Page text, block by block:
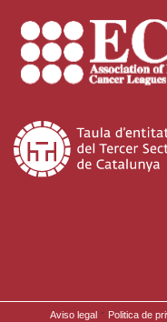
Aviso legal· Politica de